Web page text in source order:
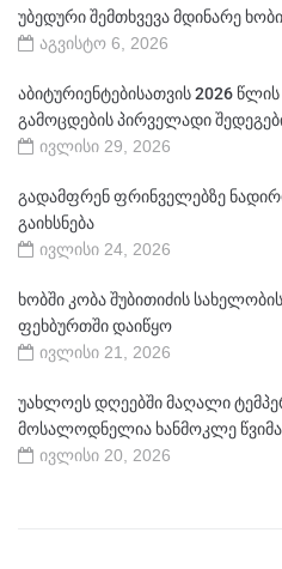
უბედური შემთხვევა მდინარე
აგვისტო 6, 2026
აბიტურიენტებისათვის 2026
გამოცდების პირველადი
ივლისი 29, 2026
გადამფრენ ფრინველებზე
გაიხსნება
ივლისი 24, 2026
ხობში კობა შუბითიძის
ფეხბურთში დაიწყო
ივლისი 21, 2026
უახლოეს დღეებში მაღალი
მოსალოდნელია ხანმოკლე წვიმა
ივლისი 20, 2026